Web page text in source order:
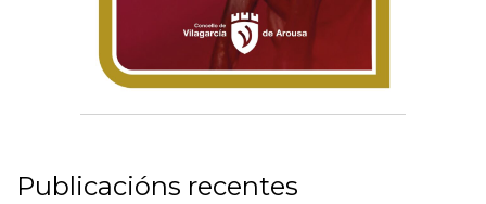
Publicacións recentes